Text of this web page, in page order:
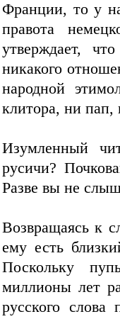
Франции, то у
правота
утверждает,
никакого
народной
клитора, ни пап,
Изумленный
русичи?
Разве вы не
Возвращаясь к
ему есть
Поскольку
миллионы лет
русского